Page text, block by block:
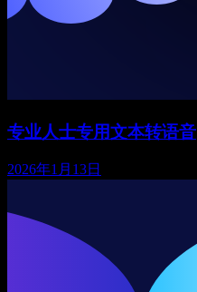
专业人士专用文本转语音
2026年1月13日